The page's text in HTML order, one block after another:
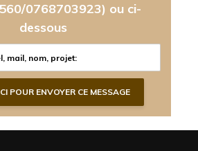
0768703923) ou ci-
dessous